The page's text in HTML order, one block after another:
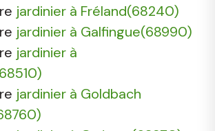
jardinier à Fréland(68240)
jardinier à Galfingue(68990)
jardinier à
jardinier à Goldbach